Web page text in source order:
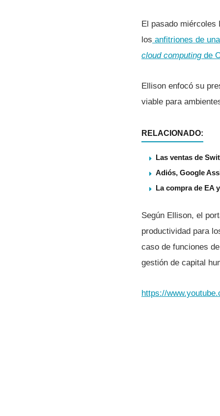
El pasado
los anfitriones de
cloud computingde
Ellison enfocó su
viable para
RELACIONADO:
Las ventas de
Adiós, Google
La compra de EA
Según Ellison, el
productividad para
caso de funciones
gestión de capital
https://